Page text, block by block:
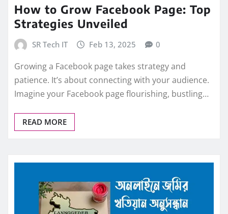
How to Grow Facebook Page: Top
Strategies Unveiled
SR Tech IT Feb 13, 2025 0
Growing a Facebook page takes strategy and
patience. It’s about connecting with your audience.
Imagine your Facebook page flourishing, bustling…
READ MORE